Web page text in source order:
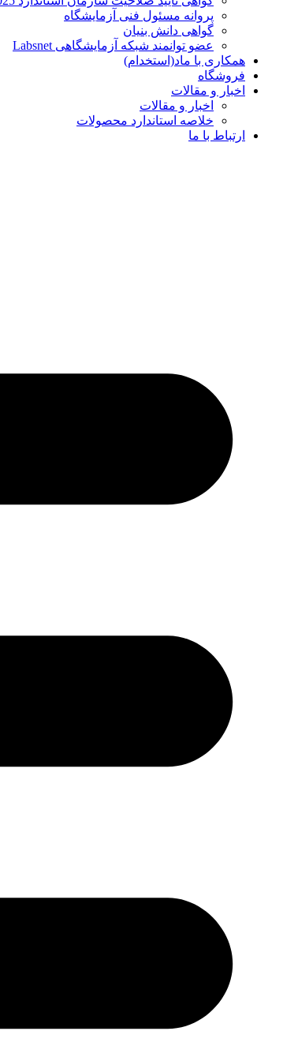
پروانه مسئول فنی آزمایشگاه
گواهی دانش بنیان
عضو توانمند شبکه آزمایشگاهی Labsnet
همکاری با ماد(استخدام)
فروشگاه
اخبار و مقالات
اخبار و مقالات
خلاصه استاندارد محصولات
ارتباط با ما